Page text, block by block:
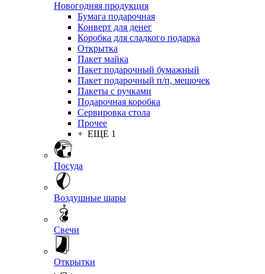
Новогодняя продукция
Бумага подарочная
Конверт для денег
Коробка для сладкого подарка
Открытка
Пакет майка
Пакет подарочный бумажный
Пакет подарочный п/п, мешочек
Пакеты с ручками
Подарочная коробка
Сервировка стола
Прочее
+ ЕЩЕ 1
Посуда
Воздушные шары
Свечи
Открытки